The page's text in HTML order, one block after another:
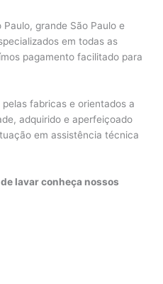
grande São Paulo e
em todas as
pagamento facilitado para
fabricas e orientados a
adquirido e aperfeiçoado
em assistência técnica
lavar conheça nossos